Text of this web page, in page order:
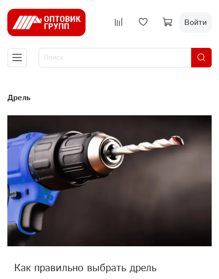
Войти
дрель
Как правильно выбрать дрель